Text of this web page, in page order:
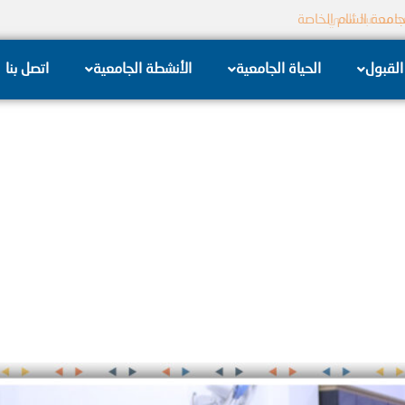
الشام الخاصة
القبول الحياة الجامعية الأنشطة الجامعية اتصل بنا